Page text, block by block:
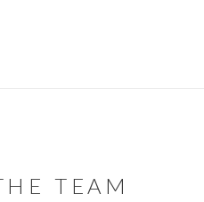
TEAM